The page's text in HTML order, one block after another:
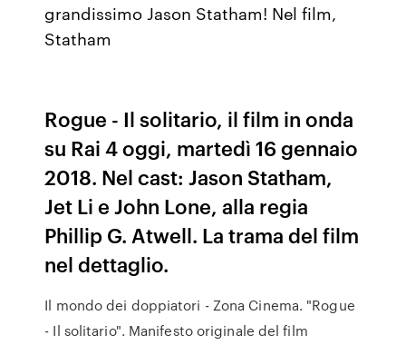
grandissimo Jason Statham! Nel film,
Statham
Rogue - Il solitario, il film in onda
su Rai 4 oggi, martedì 16 gennaio
2018. Nel cast: Jason Statham,
Jet Li e John Lone, alla regia
Phillip G. Atwell. La trama del film
nel dettaglio.
Il mondo dei doppiatori - Zona Cinema. "Rogue
- Il solitario". Manifesto originale del film